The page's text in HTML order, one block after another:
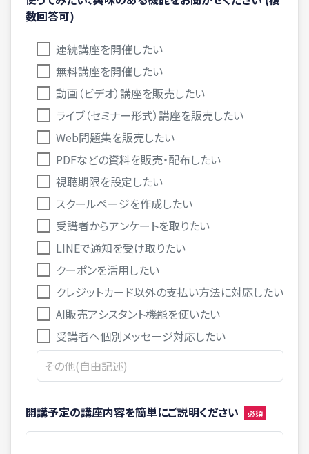
数回答可)
連続講座を開催したい
無料講座を開催したい
動画（ビデオ）講座を販売したい
ライブ（セミナー形式）講座を販売したい
Web問題集を販売したい
PDFなどの資料を販売・配布したい
視聴期限を設定したい
スクールページを作成したい
受講者からアンケートを取りたい
LINEで通知を受け取りたい
クーポンを活用したい
クレジットカード以外の支払い方法に対応したい
AI販売アシスタント機能を使いたい
受講者へ個別メッセージ対応したい
開講予定の講座内容を簡単にご説明ください